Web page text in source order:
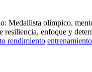
Medallista olímpico,
resiliencia, enfoque y
rendimiento